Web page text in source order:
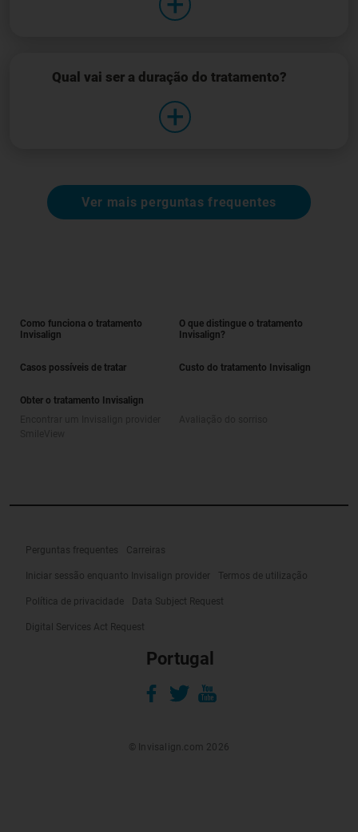
Qual vai ser a duração do tratamento?
Ver mais perguntas frequentes
Como funciona o tratamento
Invisalign
O que distingue o tratamento
Invisalign?
Casos possíveis de tratar Custo do tratamento Invisalign
Obter o tratamento Invisalign
Perguntas frequentes Carreiras
Iniciar sessão enquanto Invisalign provider Termos de utilização
Política de privacidade Data Subject Request
Digital Services Act Request
Portugal
© Invisalign.com 2026